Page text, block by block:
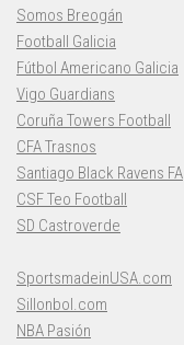
Somos Breogán
Football Galicia
Fútbol Americano Galicia
Vigo Guardians
Coruña Towers Football
CFA Trasnos
Santiago Black Ravens FA
CSF Teo Football
SD Castroverde
SportsmadeinUSA.com
Sillonbol.com
NBA Pasión